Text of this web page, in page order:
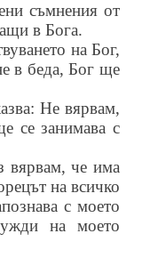
съмнения от
в Бога.
на Бог,
в беда, Бог ще
Не вярвам,
се занимава с
вярвам, че има
на всичко
с моето
на моето